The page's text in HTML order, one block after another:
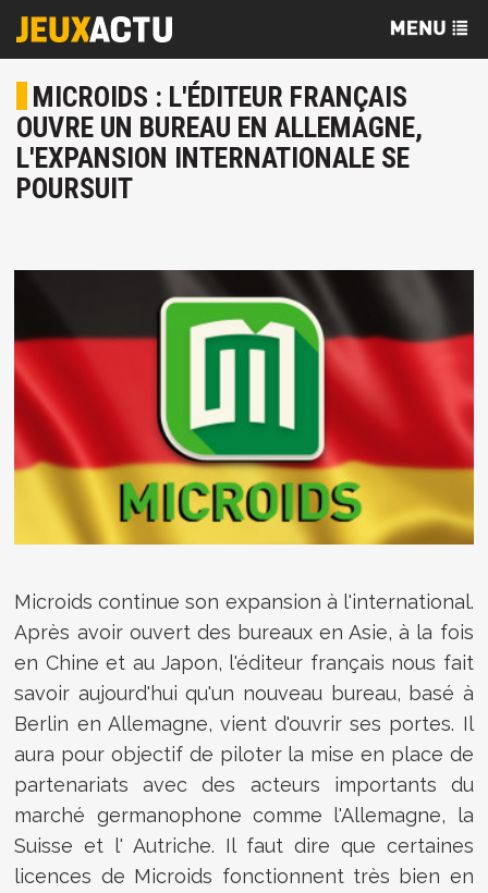
MICROIDS : L'ÉDITEUR FRANÇAIS
OUVRE UN BUREAU EN ALLEMAGNE,
L'EXPANSION INTERNATIONALE SE
POURSUIT
Microids continue son expansion à l'international.
Après avoir ouvert des bureaux en Asie, à la fois
en Chine et au Japon, l'éditeur français nous fait
savoir aujourd'hui qu'un nouveau bureau, basé à
Berlin en Allemagne, vient d'ouvrir ses portes. Il
aura pour objectif de piloter la mise en place de
partenariats avec des acteurs importants du
marché germanophone comme l'Allemagne, la
Suisse et l' Autriche. Il faut dire que certaines
licences de Microids fonctionnent très bien en